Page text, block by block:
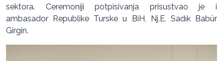
sektora. Ceremoniji potpisivanja prisustvao je i
ambasador Republike Turske u BiH, Nj.E. Sadık Babür
Girgin.